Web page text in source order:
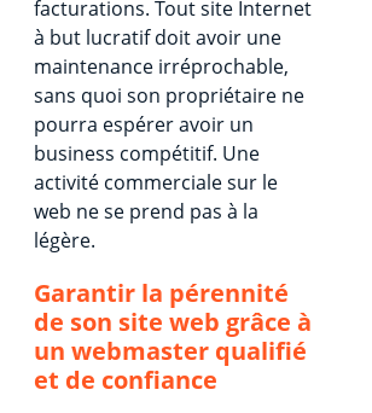
facturations. Tout site Internet
à but lucratif doit avoir une
maintenance irréprochable,
sans quoi son propriétaire ne
pourra espérer avoir un
business compétitif. Une
activité commerciale sur le
web ne se prend pas à la
légère.
Garantir la pérennité
de son site web grâce à
un webmaster qualifié
et de confiance